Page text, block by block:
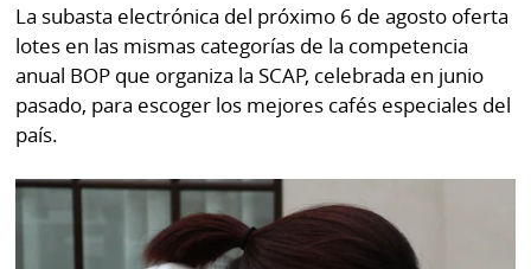
La subasta electrónica del próximo 6 de agosto oferta
lotes en las mismas categorías de la competencia
anual BOP que organiza la SCAP, celebrada en junio
pasado, para escoger los mejores cafés especiales del
país.